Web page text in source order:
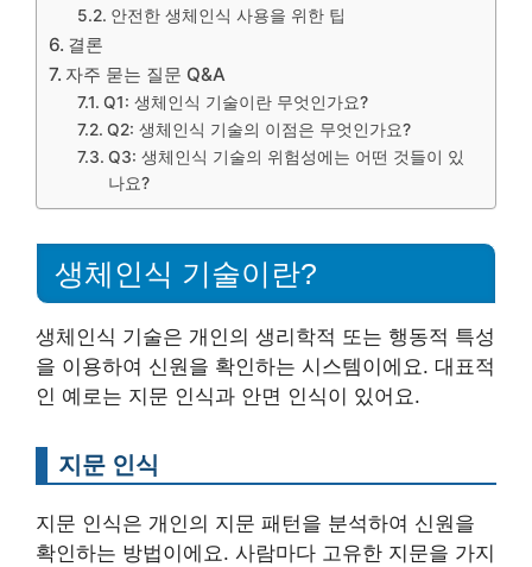
안전한 생체인식 사용을 위한 팁
결론
자주 묻는 질문 Q&A
Q1: 생체인식 기술이란 무엇인가요?
Q2: 생체인식 기술의 이점은 무엇인가요?
Q3: 생체인식 기술의 위험성에는 어떤 것들이 있
나요?
생체인식 기술이란?
생체인식 기술은 개인의 생리학적 또는 행동적 특성
을 이용하여 신원을 확인하는 시스템이에요. 대표적
인 예로는 지문 인식과 안면 인식이 있어요.
지문 인식
지문 인식은 개인의 지문 패턴을 분석하여 신원을
확인하는 방법이에요. 사람마다 고유한 지문을 가지